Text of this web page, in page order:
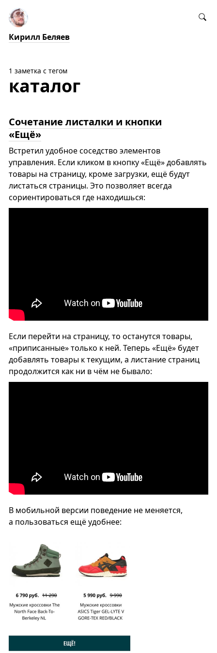
Кирилл Беляев
1 заметка с тегом
каталог
Сочетание листалки и кнопки
«Ещё»
Встретил удобное соседство элементов
управления. Если кликом в кнопку «Ещё» добавлять
товары на страницу, кроме загрузки, ещё будут
листаться страницы. Это позволяет всегда
сориентироваться где находишься:
Если перейти на страницу, то останутся товары,
«приписанные» только к ней. Теперь «Ещё» будет
добавлять товары к текущим, а листание страниц
продолжится как ни в чём не бывало:
В мобильной версии поведение не меняется,
а пользоваться ещё удобнее: